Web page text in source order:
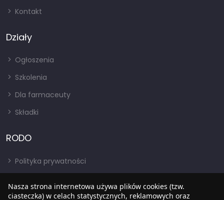
Kontakt
Działy
Ogłoszenia
Szkolenia
Dla farmaceuty
Składki
RODO
Polityka prywatności
RODO
Nasza strona internetowa używa plików cookies (tzw.
ciasteczka) w celach statystycznych, reklamowych oraz